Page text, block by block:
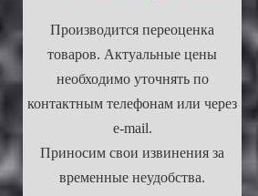
Производится переоценка
товаров. Актуальные цены
необходимо уточнять по
контактным телефонам или через
e-mail.
Приносим свои извинения за
временные неудобства.